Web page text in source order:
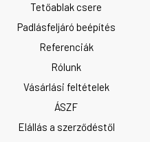
Tetőablak csere
Padlásfeljáró beépítés
Referenciák
Rólunk
Vásárlási feltételek
ÁSZF
Elállás a szerződéstől